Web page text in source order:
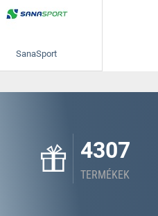
SanaSport
4307
TERMÉKEK